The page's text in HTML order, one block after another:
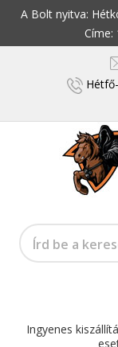
A Bolt nyitva:
Címe:
Ingyenes